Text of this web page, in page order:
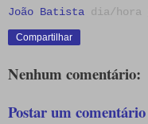
João Batista dia/hora
Compartilhar
Nenhum comentário:
Postar um comentário